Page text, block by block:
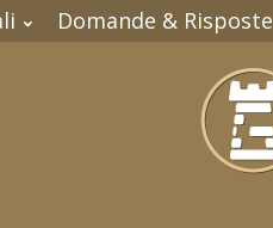
Domande & Risposte